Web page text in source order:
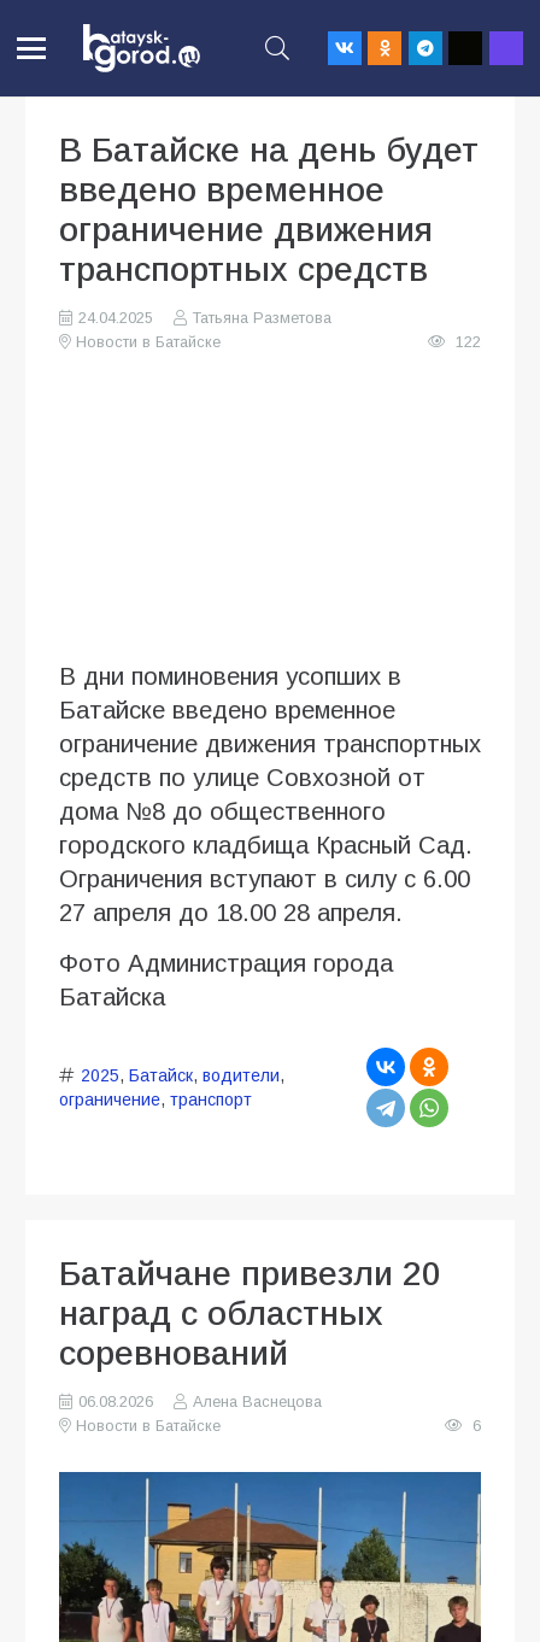
В Батайске на день будет
введено временное
ограничение движения
транспортных средств
24.04.2025
Татьяна Разметова
Новости в Батайске
122
В дни поминовения усопших в
Батайске введено временное
ограничение движения транспортных
средств по улице Совхозной от
дома №8 до общественного
городского кладбища Красный Сад.
Ограничения вступают в силу с 6.00
27 апреля до 18.00 28 апреля.
Фото Администрация города
Батайска
2025, Батайск, водители,
ограничение, транспорт
Батайчане привезли 20
наград с областных
соревнований
06.08.2026
Алена Васнецова
Новости в Батайске
6